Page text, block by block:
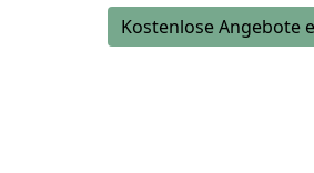
Kostenlose Angebote